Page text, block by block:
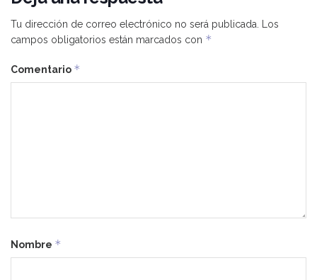
Tu dirección de correo electrónico no será publicada.
Los
campos obligatorios están marcados con *
Comentario *
Nombre *